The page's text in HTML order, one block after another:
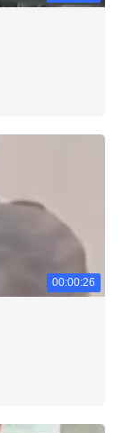
00:00:26